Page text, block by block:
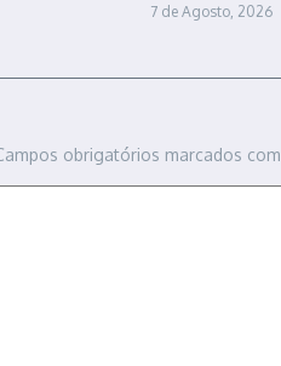
7 de Agosto, 2026
obrigatórios marcados com